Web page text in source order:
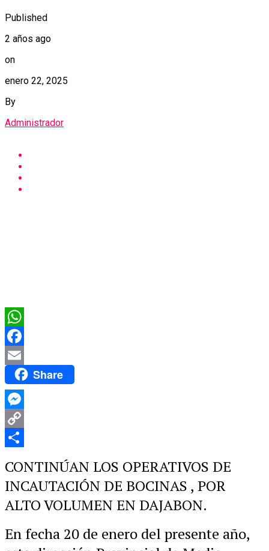
Published
2 años ago
on
enero 22, 2025
By
Administrador
WhatsApp
Facebook
Email Share
Messenger
Copy
CONTINÚAN LOS OPERATIVOS DE
INCAUTACIÓN DE BOCINAS , POR
ALTO VOLUMEN EN DAJABON.
En fecha 20 de enero del presente año,